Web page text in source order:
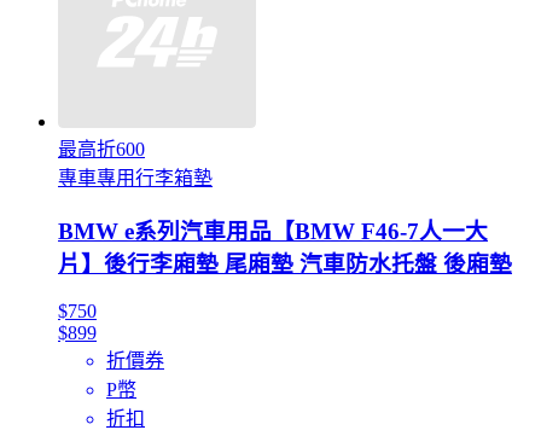
最高折600
專車專用行李箱墊
BMW e系列汽車用品【BMW F46-7人一大
片】後行李廂墊 尾廂墊 汽車防水托盤 後廂墊
$750
$899
折價券
P幣
折扣